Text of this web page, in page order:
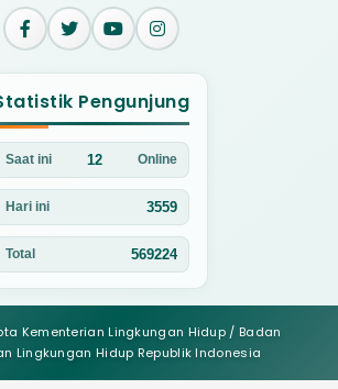
Pengunjung
Saat ini 12 Online
Hari ini 3559
Total 569224
Kementerian Lingkungan Hidup / Badan
Lingkungan Hidup Republik Indonesia